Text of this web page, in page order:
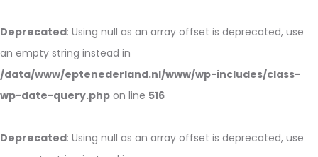
Deprecated: Using null as an array offset is deprecated, use
an empty string instead in
/data/www/eptenederland.nl/www/wp-includes/class-
wp-date-query.php on line 516
Deprecated: Using null as an array offset is deprecated, use